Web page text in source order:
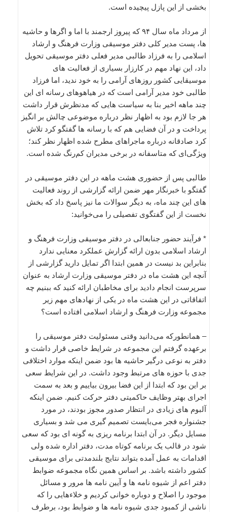
بخشی از این پازل پیچیده است.
از مرداد ماه سال ۹۴ که پیروز ارجمند با اما و اگرها و حاشیه
ها، پست مدیر کلی دفتر موسیقی وزارت فرهنگ و ارشاد
اسلامی را به فرزاد طالبی مدیر فعلی دفتر موسیقی تحویل
داد، این نهاد مهم در کارزار بسیاری از فعالیت های
موسیقایی کشور روزهای آرامی را به خود ندید، اما فرزاد
طالبی خود مدیر آرامی است که در هیاهوهای رسانه ای این
چند ماهه اخیر بنا به سیاست هایی که مدنظرش قرار داشت
هر جا لازم بود به اظهار نظر درباره موضوعی چالش بر انگیز
پرداخت و در آن فضایی هم که با رسانه ها گفتگو کرد تلاش
کرد صادقانه درباره ماجراهای مطرح شده اظهار نظر کند؛
ویژگی‌ای که متاسفانه در برخی مدیران کم‌رنگ شده است.
طالبی پس از حضوری هشت ماهه در این دفتر موسیقی در
گفتگو با خبرنگار مهر ضمن ارائه گزارشی از روند فعالیت
های این چند ماه، به دیگر سوالات ما نیز پاسخ داد که بخش
نخست از این گفتگوی تفصیلی را می‌خوانید:
* فرآیند حضور جنابعالی در دفتر موسیقی وزارت فرهنگ و
ارشاد اسلامی بدون ارائه گزارش عملکرد معنایی ندارد
بنابراین بد نیست در همین ابتدا اگر تمایل دارید گزارشی از
آنچه این هشت ماه در دفتر موسیقی وزارت ارشاد به عنوان
سرپرست انجام دادید برای مخاطبان ارائه کنید که ببنیم چه
اتفاقاتی در این هشت ماه در یکی از نهادهای مهم زیر
مجموعه وزارت فرهنگ و ارشاد اسلامی افتاده است؟
– همانطورکه می‌دانید وقتی مسئولیت دفتر موسیقی را
برعهده گرفتم این مجموعه در شرایط خاصی قرار داشت و
دفتر به نوعی درگیر حاشیه ها بود ضمن اینکه موارد اختلافی
جدی با حوزه های مرتبط وجود داشت. در این شرایط سعی
بر این بود که ابتدا از این فضا بیرون بیاییم و بعد به سمت
اجرای بهتر وظایف حاکمیتی دفتر حرکت کنیم. ضمن اینکه
آلبوم های زیادی در انتظار صدور مجوز بودند، در مورد
جشنواره فجر می‌بایست تصمیم گیری می شد و بسیاری
مسایل دیگر. در آن ابتدا برنامه ریزی به گونه ای بود که سعی
شود در قالب یک برنامه کوتاه مدت، دفتر اداره شده ولی
اقدامات به عمل آمده بتواند نتایج بلندمدتی برای موسیقی
کشور داشته باشد. بر اساس همین نگاه مجموعه ضوابط
دفتر اعم از شیوه نامه ها و آیین نامه ها مرور و مسائل
موجود را اصلاح و دوباره خوانی کردیم و خلاءهایی را که
ناشی از کمبود جدی شیوه نامه ها و ضوابط بود، برطرف